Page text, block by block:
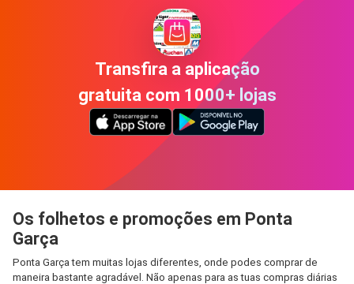
Transfira a aplicação
gratuita com 1000+ lojas
Os folhetos e promoções em Ponta
Garça
Ponta Garça tem muitas lojas diferentes, onde podes comprar de
maneira bastante agradável. Não apenas para as tuas compras diárias